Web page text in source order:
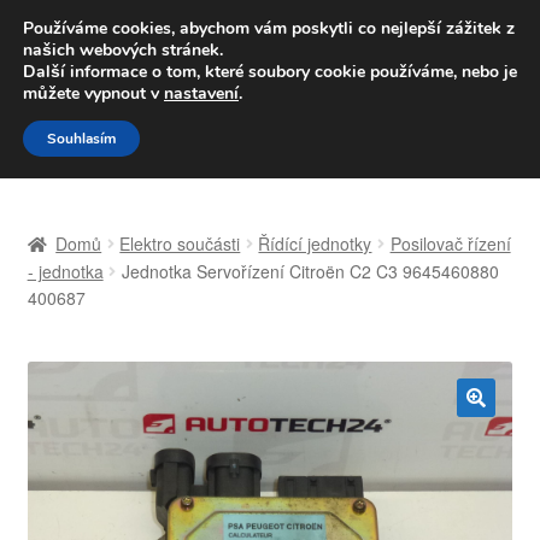
DOPRAVA od 139,-Kč
Volejte po-pá 9-16 704 494 494
Přeskočit
na
navigaci
Přejít
k
obsahu
Celosvětová doprava
Domů Elektro součásti Řídící jednotky
Posilovač řízení
- jednotka
Jednotka Servořízení Citroën C2 C3 9645460880
400687
🔍
Používáme cookies, abychom vám poskytli co nejlepší zážitek z
našich webových stránek.
Další informace o tom, které soubory cookie používáme, nebo je
můžete vypnout v nastavení.
Souhlasím